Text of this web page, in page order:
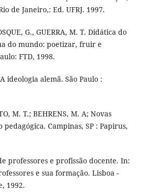
de Janeiro,: Ed. UFRJ. 1997.
G., GUERRA, M. T. Didática do
do mundo: poetizar, fruir e
FTD, 1998.
ideologia alemã. São Paulo :
M. T.; BEHRENS, M. A; Novas
pedagógica. Campinas, SP : Papirus,
professores e profissão docente. In:
e sua formação. Lisboa -
1992.